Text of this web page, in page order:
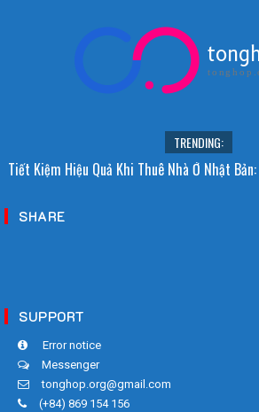
TRENDING:
Tiết Kiệm Hiệu Quả Khi Thuê Nhà Ở Nhật
SHARE
SUPPORT
Error notice
Messenger
tonghop.org@gmail.com
(+84) 869 154 156